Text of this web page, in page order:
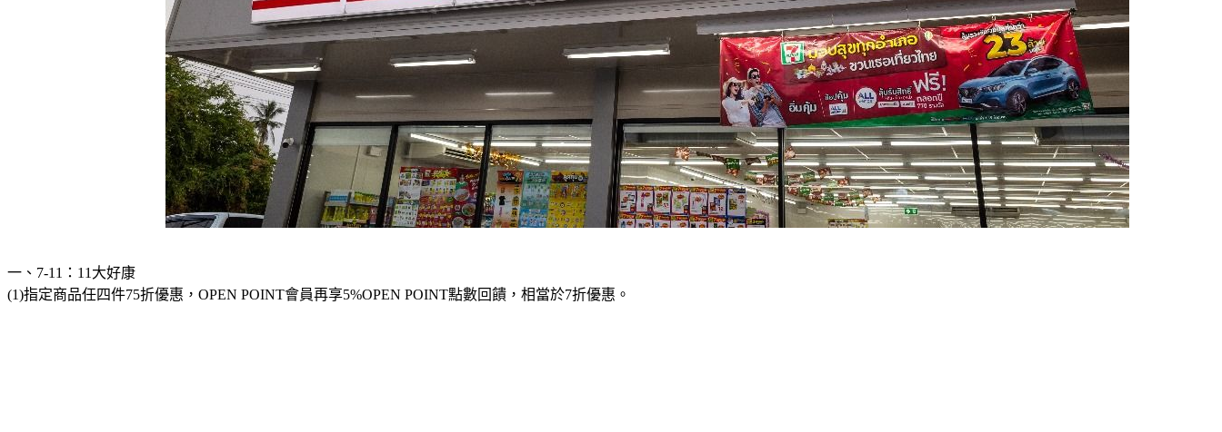
一、7-11：11大好康
(1)指定商品任四件75折優惠，OPEN POINT會員再享5%OPEN POINT點數回饋，相當於7折優惠。